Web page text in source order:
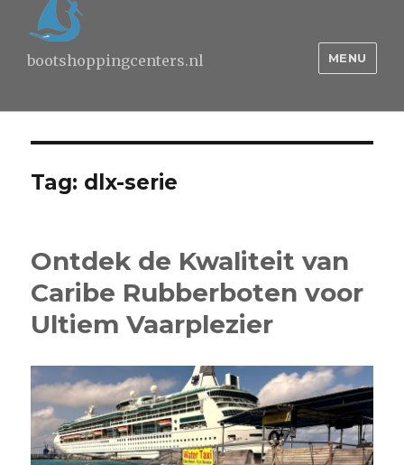
bootshoppingcenters.nl MENU
Tag: dlx-serie
Ontdek de Kwaliteit van
Caribe Rubberboten voor
Ultiem Vaarplezier